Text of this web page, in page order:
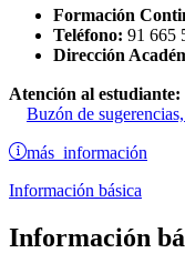
Formación
Teléfono: 91 665
Dirección
Atención al estudiante:
Buzón de
más información
Información básica
Información